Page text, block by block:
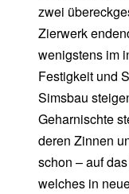
zwei
Zierwerk
wenigstens im
Festigkeit und
Simsbau
Geharnischte
deren Zinnen
schon – auf
welches in